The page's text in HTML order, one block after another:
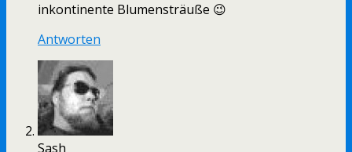
inkontinente Blumensträuße 😉
Antworten
Sash